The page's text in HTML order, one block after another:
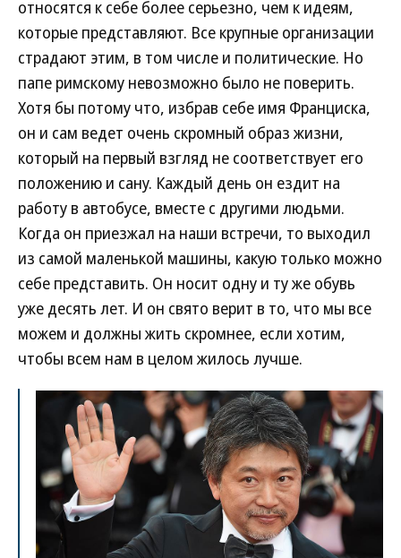
относятся к себе более серьезно, чем к идеям,
которые представляют. Все крупные организации
страдают этим, в том числе и политические. Но
папе римскому невозможно было не поверить.
Хотя бы потому что, избрав себе имя Франциска,
он и сам ведет очень скромный образ жизни,
который на первый взгляд не соответствует его
положению и сану. Каждый день он ездит на
работу в автобусе, вместе с другими людьми.
Когда он приезжал на наши встречи, то выходил
из самой маленькой машины, какую только можно
себе представить. Он носит одну и ту же обувь
уже десять лет. И он свято верит в то, что мы все
можем и должны жить скромнее, если хотим,
чтобы всем нам в целом жилось лучше.